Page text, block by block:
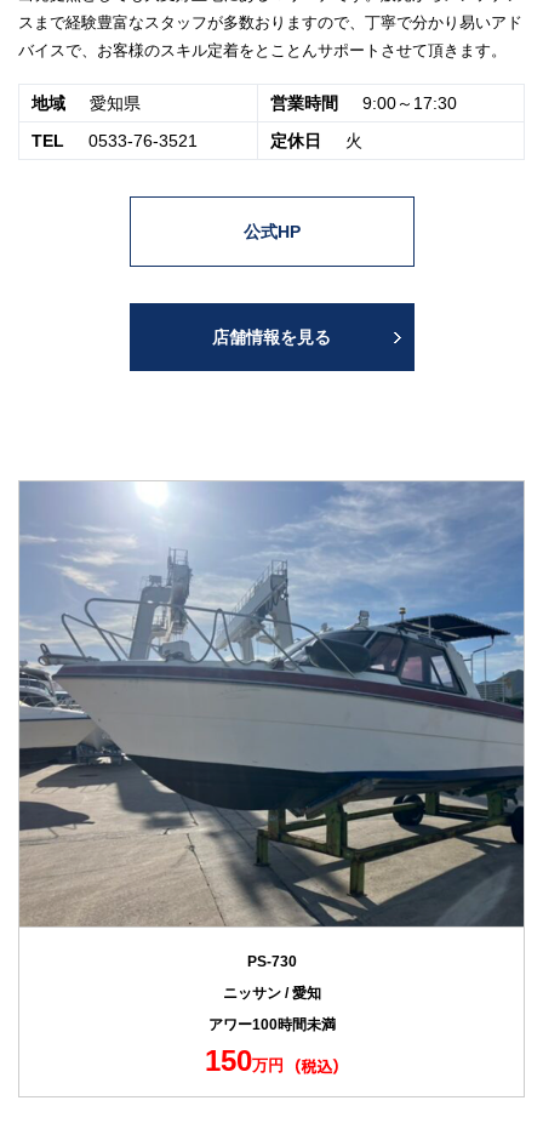
スまで経験豊富なスタッフが多数おりますので、丁寧で分かり易いアド
バイスで、お客様のスキル定着をとことんサポートさせて頂きます。
地域 愛知県 営業時間
9:00～17:30
TEL
0533-76-3521 定休日 火
公式HP
店舗情報を見る
PS-730
ニッサン / 愛知
アワー100時間未満
150万円